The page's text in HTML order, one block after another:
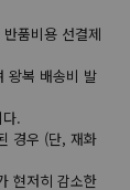
품비용 선결제
왕복 배송비 발
.
경우 (단, 재화
현저히 감소한